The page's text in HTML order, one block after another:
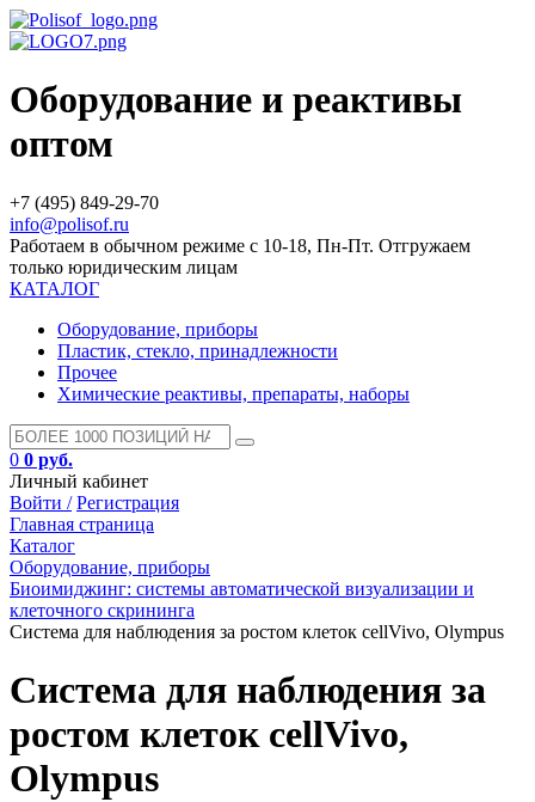
Оборудование и реактивы
оптом
+7 (495) 849-29-70
info@polisof.ru
Работаем в обычном режиме с 10-18, Пн-Пт. Отгружаем
только юридическим лицам
КАТАЛОГ
Оборудование, приборы
Пластик, стекло, принадлежности
Прочее
Химические реактивы, препараты, наборы
0 0 руб.
Личный кабинет
Войти / Регистрация
Главная страница
Каталог
Оборудование, приборы
Биоимиджинг: системы автоматической визуализации и
клеточного скрининга
Система для наблюдения за ростом клеток сellVivo, Olympus
Система для наблюдения за
ростом клеток сellVivo,
Olympus